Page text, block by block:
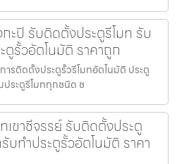
ะปิ รับติดตั้งประตูรีโมท รับ
รั้วอัตโนมัติ ราคาถูก
ารติดตั้งประตูรั้วรีโมทอัตโนมัติ ประตู
ประตูรีโมททุกชนิด ช
ขาชีจรรย์ รับติดตั้งประตู
บทำประตูรั้วอัตโนมัติ ราคา